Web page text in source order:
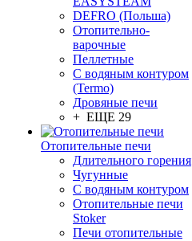
DEFRO (Польша)
Отопительно-
варочные
Пеллетные
С водяным контуром
(Termo)
Дровяные печи
+ ЕЩЕ 29
Отопительные печи
Длительного горения
Чугунные
C водяным контуром
Отопительные печи
Stoker
Печи отопительные